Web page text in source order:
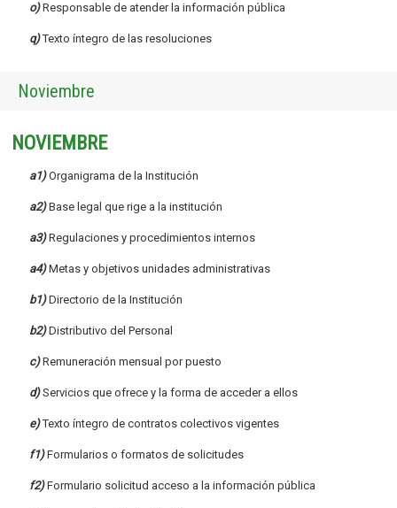
o)Responsable de atender la información pública
q) Texto íntegro de las resoluciones
Noviembre
NOVIEMBRE
a1) Organigrama de la Institución
a2) Base legal que rige a la institución
a3)Regulaciones y procedimientos internos
a4)Metas y objetivos unidades administrativas
b1)Directorio de la Institución
b2)Distributivo del Personal
c)Remuneración mensual por puesto
d)Servicios que ofrece y la forma de acceder a ellos
e)Texto íntegro de contratos colectivos vigentes
f1)Formularios o formatos de solicitudes
f2)Formulario solicitud acceso a la información pública